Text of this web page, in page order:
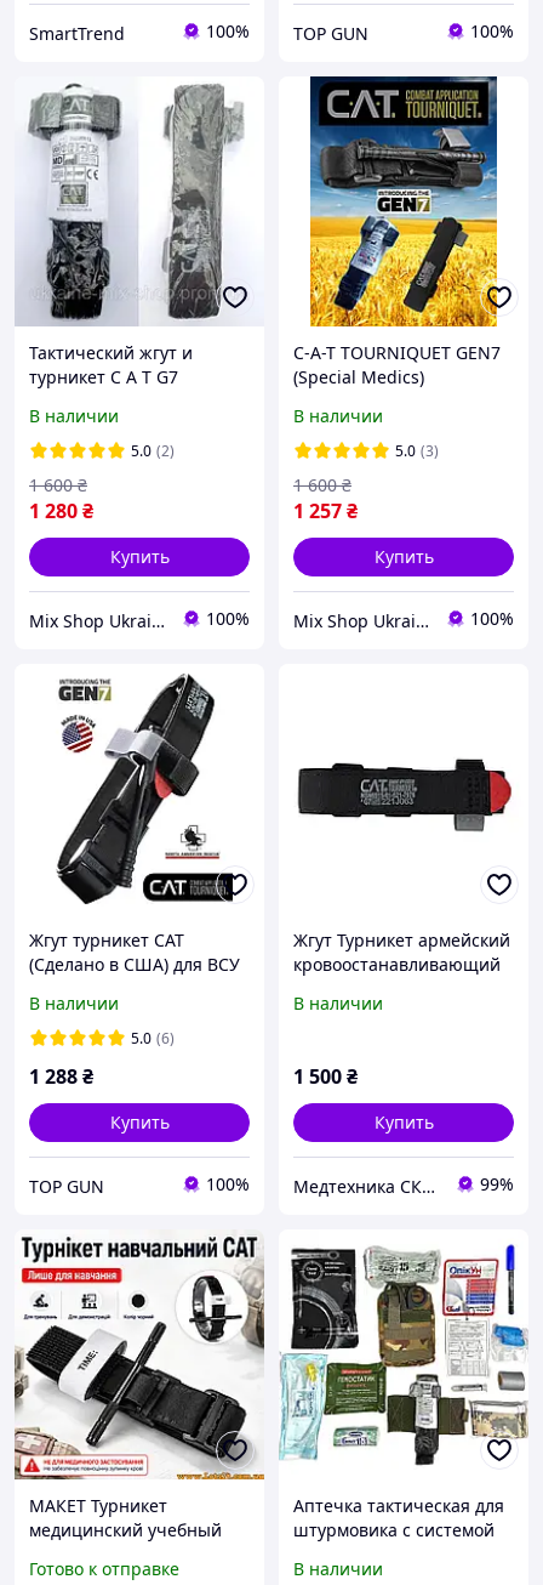
SmartTrend 100% TOP GUN 100%
Тактический жгут и
турникет C A T G7
В наличии
5.0 (2)
1 280₴
1 600 ₴
Купить
Mix Shop Ukraine 100%
C-A-T TOURNIQUET GEN7
(Special Medics)
В наличии
5.0 (3)
1 257₴
1 600 ₴
Купить
Mix Shop Ukraine 100%
Жгут турникет CAT
(Сделано в США) для ВСУ
В наличии
5.0 (6)
1 288₴
Купить
TOP GUN 100%
Жгут Турникет армейский
кровоостанавливающий
В наличии
1 500₴
Купить
Медтехника СКИД 99%
МАКЕТ Турникет
медицинский учебный
жгут закрутка обучающий
Готово к отправке
Аптечка тактическая для
штурмовика с системой
мультикам с турникетом
В наличии